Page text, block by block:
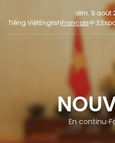
dim. 9 août
Tiếng ViệtEnglishFrançais中文
En continu
Focus
Opinion
INFORMATION POUR LA
RÉSEAUX SOCIAUXEn continu